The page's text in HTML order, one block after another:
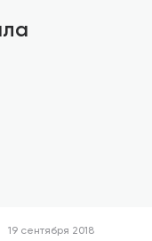
19 сентября 2018